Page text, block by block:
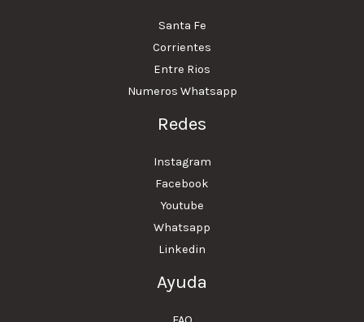
Santa Fe
Corrientes
Entre Rios
Numeros Whatsapp
Redes
Instagram
Facebook
Youtube
Whatsapp
Linkedin
Ayuda